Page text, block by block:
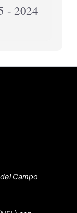
- 2024
Campo